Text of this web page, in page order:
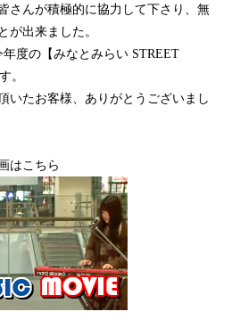
さんが積極的に協力して下さり、無
が出来ました。
度の【みなとみらい STREET
。
いたお客様、ありがとうございまし
はこちら